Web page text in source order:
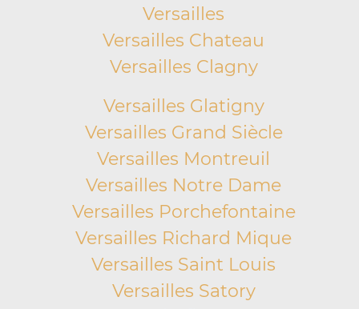
Versailles
Versailles Chateau
Versailles Clagny
Versailles Glatigny
Versailles Grand Siècle
Versailles Montreuil
Versailles Notre Dame
Versailles Porchefontaine
Versailles Richard Mique
Versailles Saint Louis
Versailles Satory